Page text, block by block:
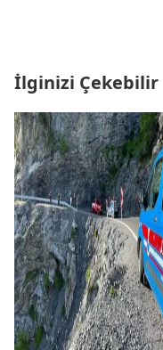
İlginizi Çekebilir